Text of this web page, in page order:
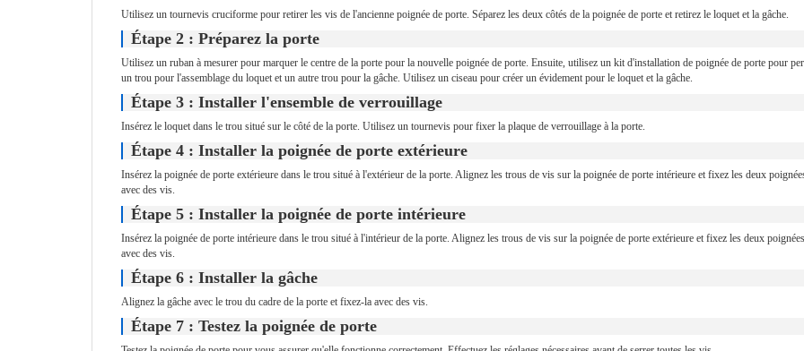
Utilisez un tournevis cruciforme pour retirer les vis de l'ancienne poignée de porte. Séparez les deux côtés de la poignée de porte et retirez le loquet et la gâche.
Étape 2 : Préparez la porte
Utilisez un ruban à mesurer pour marquer le centre de la porte pour la nouvelle poignée de porte. Ensuite, utilisez un kit d'installation de poignée de porte pour
un trou pour l'assemblage du loquet et un autre trou pour la gâche. Utilisez un ciseau pour créer un évidement pour le loquet et la gâche.
Étape 3 : Installer l'ensemble de verrouillage
Insérez le loquet dans le trou situé sur le côté de la porte. Utilisez un tournevis pour fixer la plaque de verrouillage à la porte.
Étape 4 : Installer la poignée de porte extérieure
Insérez la poignée de porte extérieure dans le trou situé à l'extérieur de la porte. Alignez les trous de vis sur la poignée de porte intérieure et fixez les deux
avec des vis.
Étape 5 : Installer la poignée de porte intérieure
Insérez la poignée de porte intérieure dans le trou situé à l'intérieur de la porte. Alignez les trous de vis sur la poignée de porte extérieure et fixez les deux poignées
avec des vis.
Étape 6 : Installer la gâche
Alignez la gâche avec le trou du cadre de la porte et fixez-la avec des vis.
Étape 7 : Testez la poignée de porte